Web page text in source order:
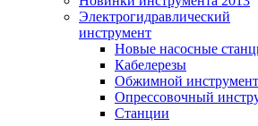
Электрогидравлический
инструмент
Новые насосные
Кабелерезы
Обжимной инструмент
Опрессовочный
Станции